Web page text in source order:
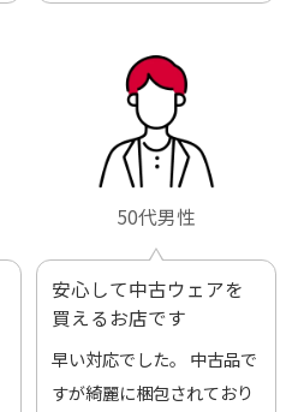
50代男性
安心して中古ウェアを
買えるお店です
早い対応でした。 中古品で
すが綺麗に梱包されており